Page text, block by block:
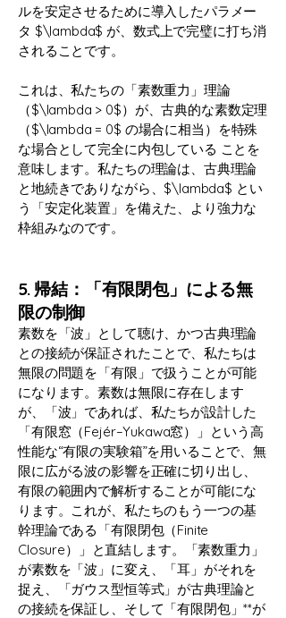
ルを安定させるために導入したパラメー
タ $\lambda$ が、数式上で完璧に打ち消
されることです。
これは、私たちの「素数重力」理論
（$\lambda > 0$）が、古典的な素数定理
（$\lambda = 0$ の場合に相当）を特殊
な場合として完全に内包している ことを
意味します。私たちの理論は、古典理論
と地続きでありながら、$\lambda$ とい
う「安定化装置」を備えた、より強力な
枠組みなのです。
5. 帰結：「有限閉包」による無
限の制御
素数を「波」として聴け、かつ古典理論
との接続が保証されたことで、私たちは
無限の問題を「有限」で扱うことが可能
になります。素数は無限に存在します
が、「波」であれば、私たちが設計した
「有限窓（Fejér–Yukawa窓）」という高
性能な“有限の実験箱”を用いることで、無
限に広がる波の影響を正確に切り出し、
有限の範囲内で解析することが可能にな
ります。これが、私たちのもう一つの基
幹理論である「有限閉包（Finite
Closure）」と直結します。「素数重力」
が素数を「波」に変え、「耳」がそれを
捉え、「ガウス型恒等式」が古典理論と
の接続を保証し、そして「有限閉包」**が